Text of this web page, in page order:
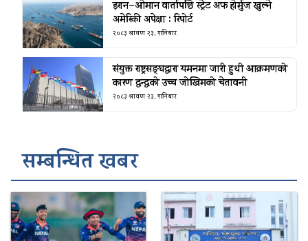
इरान–ओमान वार्तापछि स्ट्रेट अफ होर्मुज खुल्ने
अमेरिकी अपेक्षा : रिपोर्ट
२०८३ श्रावण २३, शनिबार
संयुक्त राष्ट्रसङ्घद्वारा यमनमा जारी हुथी आक्रमणको
कारण द्वन्द्वको उच्च जोखिमको चेतावनी
२०८३ श्रावण २३, शनिबार
सम्बन्धित खबर